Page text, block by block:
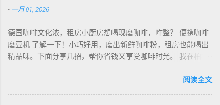
- 一月 01, 2026
德国咖啡文化浓，租房小厨房想喝现磨咖啡，咋整？ 便携咖啡
磨豆机 了解一下！小巧好用，磨出新鲜咖啡粉，租房也能喝出
精品味。下面分享几招，帮你省钱又享受咖啡时光。 我在柏林
挑磨豆机看磨芯，陶瓷的耐用不发热，像Hario、Porlex这些牌
阅读全文